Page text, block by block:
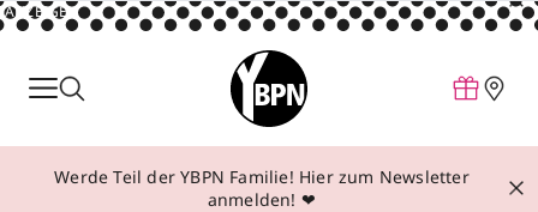
ANZEIGE
Parfum
Make-up
Werde Teil der YBPN Familie! Hier zum Newsletter
anmelden! ❤